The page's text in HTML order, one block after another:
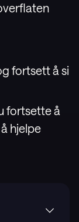
fortsett å si
fortsette å
hjelpe